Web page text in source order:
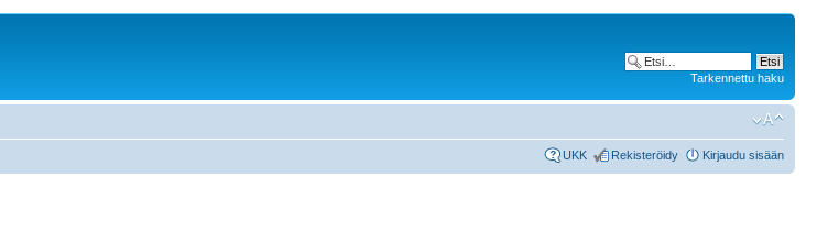
Tarkennettu haku
UKK Rekisteröidy Kirjaudu sisään